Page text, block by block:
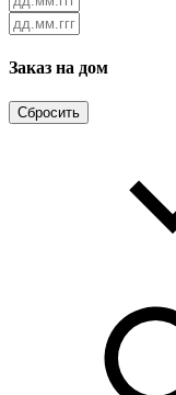
Заказ на дом
Сбросить